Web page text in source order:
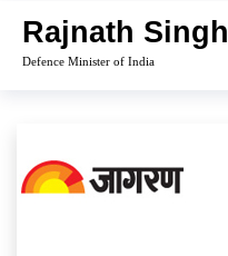
content
Rajnath Singh
Defence Minister of India